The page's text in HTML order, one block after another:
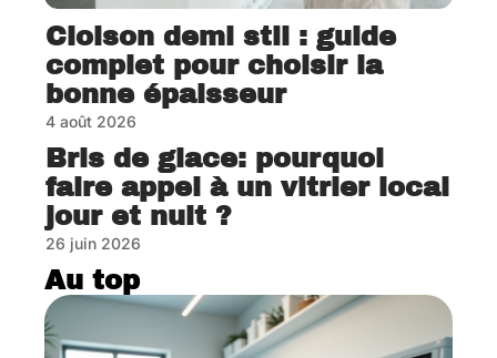
Cloison demi stil : guide
complet pour choisir la
bonne épaisseur
4 août 2026
Bris de glace: pourquoi
faire appel à un vitrier local
jour et nuit ?
26 juin 2026
Au top